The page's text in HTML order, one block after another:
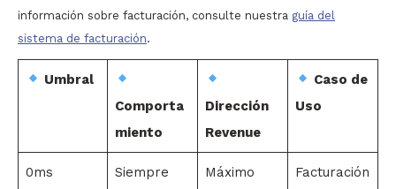
información sobre facturación, consulte nuestra guía del
sistema de facturación.
Umbral
Comporta
miento
Dirección
Revenue
Caso de
Uso
0ms
Siempre
Máximo
Facturación